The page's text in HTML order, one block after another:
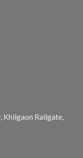
Khilgaon Railgate,